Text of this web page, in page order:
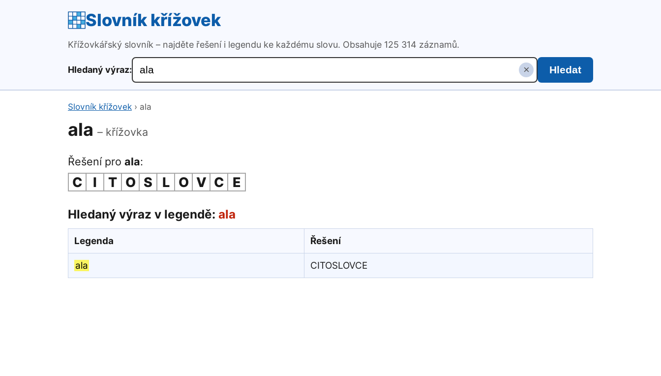
Slovník křížovek
Křížovkářský slovník – najděte řešení i legendu ke každému slovu. Obsahuje 125 314 záznamů.
Hledaný výraz: × Hledat
Slovník křížovek › ala
ala – křížovka
Řešení pro ala:
C I T O S L O V C E
Hledaný výraz v legendě: ala
Legenda Řešení
ala CITOSLOVCE